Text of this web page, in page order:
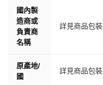
國內製
造商或
負責商
名稱
詳見商品包裝
原產地/
國
詳見商品包裝